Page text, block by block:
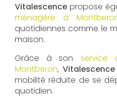
Vitalescence propose
ménagère à
quotidiennes comme le
maison.
Grâce à son
Montberon, Vitalescence
mobilité réduite de se
quotidien.